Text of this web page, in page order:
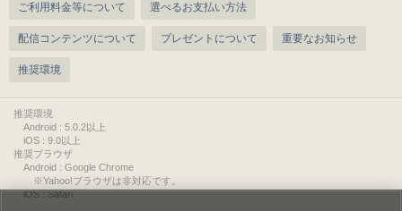
ご利用料金等について 選べるお支払い方法
配信コンテンツについて プレゼントについて 重要なお知らせ
推奨環境
推奨環境
Android : 5.0.2以上
iOS : 9.0以上
推奨ブラウザ
Android : Google Chrome
※Yahoo!ブラウザは非対応です。
iOS : Safari